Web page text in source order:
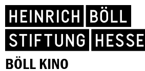
BÖLL KINO